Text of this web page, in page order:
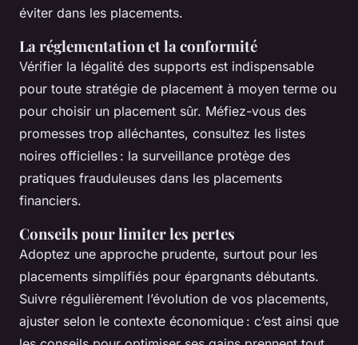
éviter dans les placements.
La réglementation et la conformité
Vérifier la légalité des supports est indispensable
pour toute stratégie de placement à moyen terme ou
pour choisir un placement sûr. Méfiez-vous des
promesses trop alléchantes, consultez les listes
noires officielles : la surveillance protège des
pratiques frauduleuses dans les placements
financiers.
Conseils pour limiter les pertes
Adoptez une approche prudente, surtout pour les
placements simplifiés pour épargnants débutants.
Suivre régulièrement l’évolution de vos placements,
ajuster selon le contexte économique : c’est ainsi que